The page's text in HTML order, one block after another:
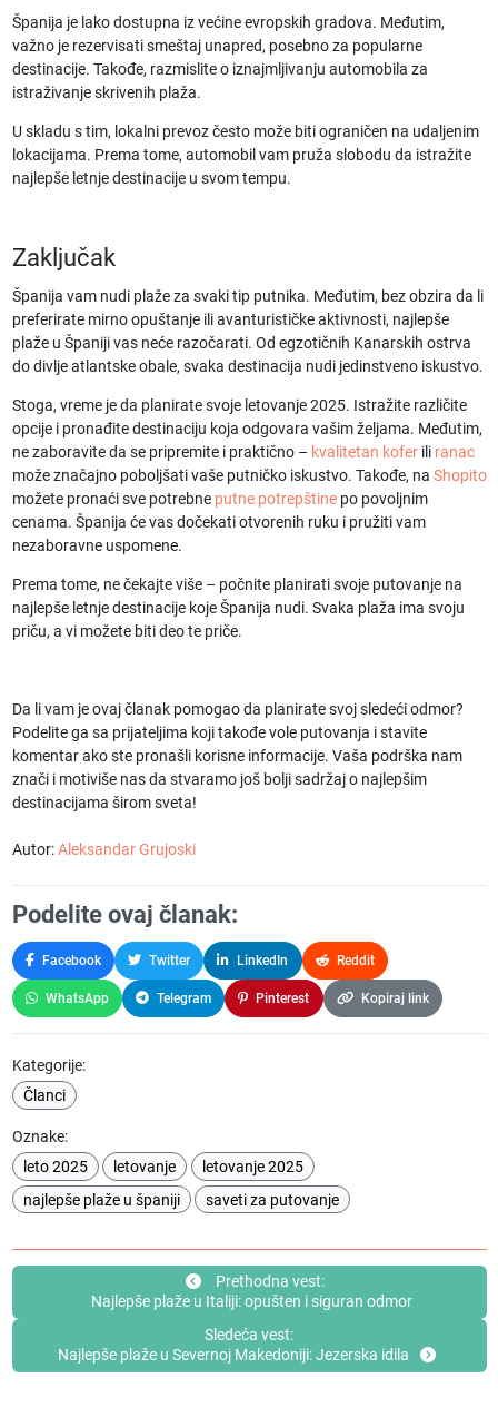
Španija je lako dostupna iz većine evropskih gradova. Međutim,
važno je rezervisati smeštaj unapred, posebno za popularne
destinacije. Takođe, razmislite o iznajmljivanju automobila za
istraživanje skrivenih plaža.
U skladu s tim, lokalni prevoz često može biti ograničen na udaljenim
lokacijama. Prema tome, automobil vam pruža slobodu da istražite
najlepše letnje destinacijeu svom tempu.
Zaključak
Španija vam nudi plaže za svaki tip putnika. Međutim, bez obzira da li
preferirate mirno opuštanje ili avanturističke aktivnosti, najlepše
plaže u Španijivas neće razočarati. Od egzotičnih Kanarskih ostrva
do divlje atlantske obale, svaka destinacija nudi jedinstveno iskustvo.
Stoga, vreme je da planirate svoje letovanje 2025. Istražite različite
opcije i pronađite destinaciju koja odgovara vašim željama. Međutim,
ne zaboravite da se pripremite i praktično – kvalitetan koferili ranac
može značajno poboljšati vaše putničko iskustvo. Takođe, na Shopito
možete pronaći sve potrebne putne potrepštinepo povoljnim
cenama. Španija će vas dočekati otvorenih ruku i pružiti vam
nezaboravne uspomene.
Prema tome, ne čekajte više – počnite planirati svoje putovanje na
najlepše letnje destinacijekoje Španija nudi. Svaka plaža ima svoju
priču, a vi možete biti deo te priče.
Da li vam je ovaj članak pomogao da planirate svoj sledeći odmor?
Podelite ga sa prijateljima koji takođe vole putovanja i stavite
komentar ako ste pronašli korisne informacije. Vaša podrška nam
znači i motiviše nas da stvaramo još bolji sadržaj o najlepšim
destinacijama širom sveta!
Autor:Aleksandar Grujoski
Podelite ovaj članak:
Facebook Twitter LinkedIn Reddit
WhatsApp Telegram Pinterest Kopiraj link
Kategorije:
Članci
Oznake:
leto 2025
letovanje
letovanje 2025
najlepše plaže u španiji
saveti za putovanje
Prethodna vest:
Najlepše plaže u Italiji: opušten i siguran odmor
Sledeća vest:
Najlepše plaže u Severnoj Makedoniji: Jezerska idila